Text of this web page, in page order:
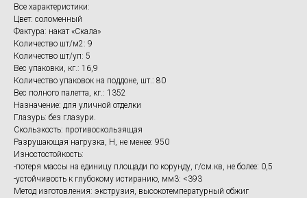
Все характеристики:
Цвет: соломенный
Фактура: накат «Скала»
Количество шт/м2: 9
Количество шт/уп: 5
Вес упаковки, кг.: 16,9
Количество упаковок на поддоне, шт.: 80
Вес полного палетта, кг.: 1352
Назначение: для уличной отделки
Глазурь: без глазури.
Скользкость: противоскользящая
Разрушающая нагрузка, Н, не менее: 950
Изностостойкость:
-потеря массы на единицу площади по корунду, г/см.кв, не более: 0,5
-устойчивость к глубокому истиранию, мм3: <393
Метод изготовления: экструзия, высокотемпературный обжиг